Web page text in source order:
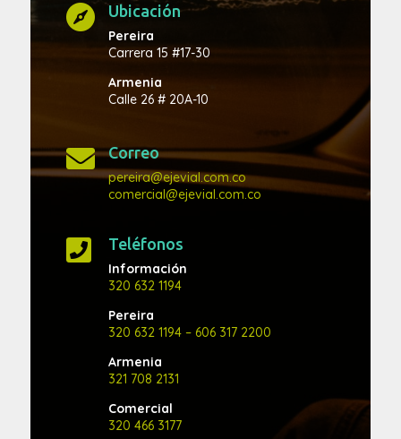
 Ubicación
Pereira
Carrera 15 #17-30
Armenia
Calle 26 # 20A-10
 Correo
pereira@ejevial.com.co
comercial@ejevial.com.co
 Teléfonos
Información
320 632 1194
Pereira
320 632 1194– 606 317 2200
Armenia
321 708 2131
Comercial
320 466 3177